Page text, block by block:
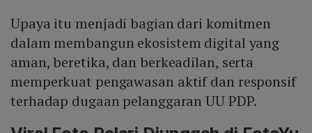
Upaya itu menjadi bagian dari komitmen
dalam membangun ekosistem digital yang
aman, beretika, dan berkeadilan, serta
memperkuat pengawasan aktif dan responsif
terhadap dugaan pelanggaran UU PDP.